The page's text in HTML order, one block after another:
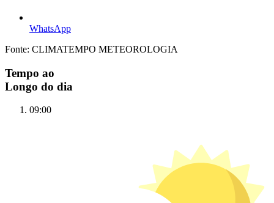
WhatsApp
Fonte: CLIMATEMPO METEOROLOGIA
Tempo ao
Longo do dia
09:00